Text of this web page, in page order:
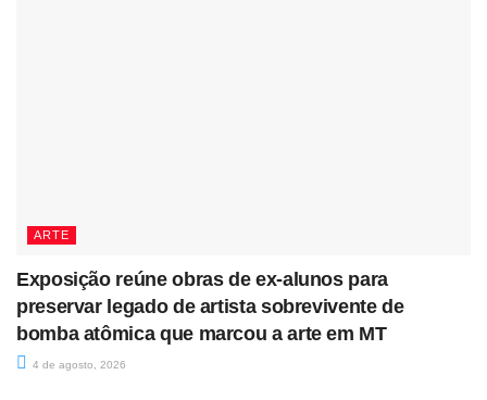
ARTE
Exposição reúne obras de ex-alunos para
preservar legado de artista sobrevivente de
bomba atômica que marcou a arte em MT
4 de agosto, 2026